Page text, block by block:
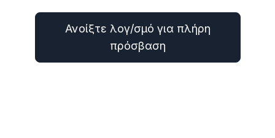
Ανοίξτε λογ/σμό για πλήρη
πρόσβαση